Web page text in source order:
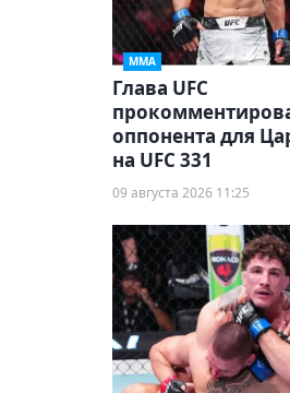
ММА
Глава UFC
оппонента для
на UFC 331
09 августа 2026 11:25